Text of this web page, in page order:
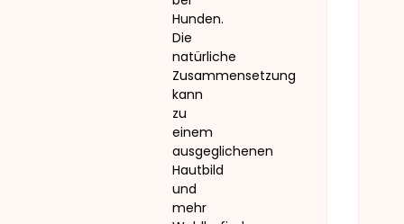
Hunden.
Die
natürliche
Zusammensetzung
kann
zu
einem
ausgeglichenen
Hautbild
und
mehr